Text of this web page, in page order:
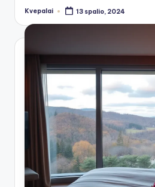
Posted
Kvepalai 13 spalio, 2024